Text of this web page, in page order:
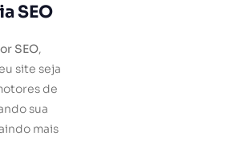
SEO
SEO,
site seja
de
sua
mais